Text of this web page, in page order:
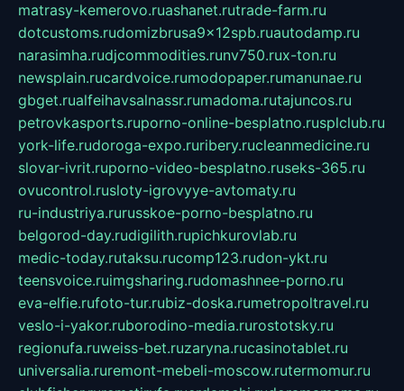
matrasy-kemerovo.ruashanet.rutrade-farm.ru
dotcustoms.rudomizbrusa9x12spb.ruautodamp.ru
narasimha.rudjcommodities.runv750.rux-ton.ru
newsplain.rucardvoice.rumodopaper.rumanunae.ru
gbget.rualfeihavsalnassr.rumadoma.rutajuncos.ru
petrovkasports.ruporno-online-besplatno.rusplclub.ru
york-life.rudoroga-expo.ruribery.rucleanmedicine.ru
slovar-ivrit.ruporno-video-besplatno.ruseks-365.ru
ovucontrol.rusloty-igrovyye-avtomaty.ru
ru-industriya.rurusskoe-porno-besplatno.ru
belgorod-day.rudigilith.rupichkurovlab.ru
medic-today.rutaksu.rucomp123.rudon-ykt.ru
teensvoice.ruimgsharing.rudomashnee-porno.ru
eva-elfie.rufoto-tur.rubiz-doska.rumetropoltravel.ru
veslo-i-yakor.ruborodino-media.rurostotsky.ru
regionufa.ruweiss-bet.ruzaryna.rucasinotablet.ru
universalia.ruremont-mebeli-moscow.rutermomur.ru